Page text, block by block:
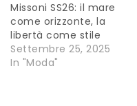
Missoni SS26: il mare
come orizzonte, la
libertà come stile
Settembre 25, 2025
In "Moda"